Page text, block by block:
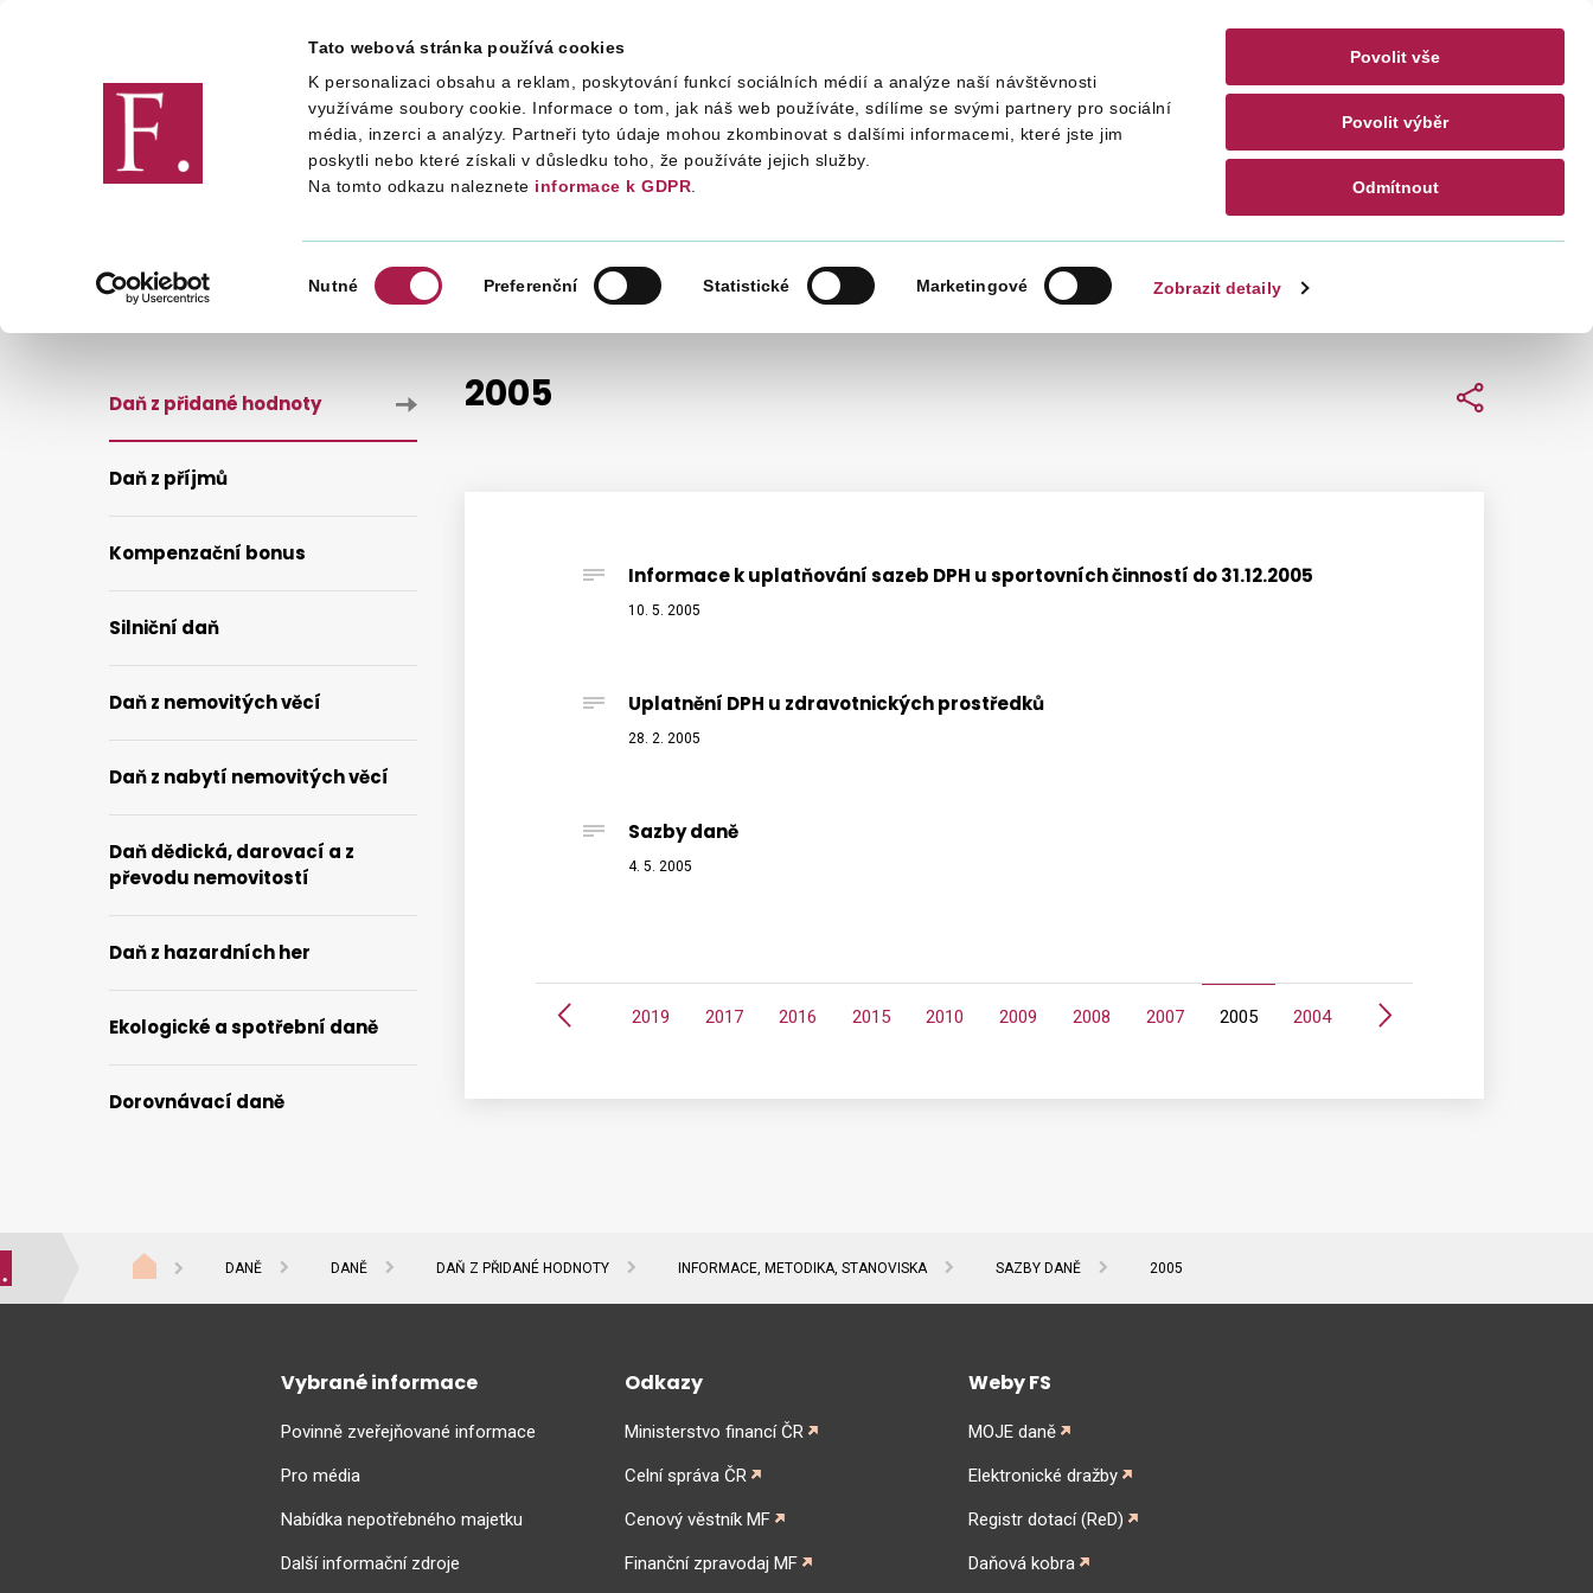
Tato webová stránka používá cookies
K personalizaci obsahu a reklam, poskytování funkcí sociálních médií a analýze naší návštěvnosti
využíváme soubory cookie. Informace o tom, jak náš web používáte, sdílíme se svými partnery pro sociální
média, inzerci a analýzy. Partneři tyto údaje mohou zkombinovat s dalšími informacemi, které jste jim
poskytli nebo které získali v důsledku toho, že používáte jejich služby.
Na tomto odkazu naleznete informace k GDPR.
souhlasu
Nutné Preferenční Statistické Marketingové Zobrazit detaily
Povolit vše
Povolit výběr
Odmítnout
Finanční správa Daně Mezinárodní spolupráce Kontakty CZ EN
2005 Sdílet
Informace k uplatňování sazeb DPH u sportovních činností do 31.12.2005
10. 5. 2005
Uplatnění DPH u zdravotnických prostředků
28. 2. 2005
Sazby daně
4. 5. 2005
Předchozí
2020 2019 2017 2016 2015 2010 2009 2008 2007 2005 2004 Další
Daň z přidané hodnoty
Daň z příjmů
Kompenzační bonus
Silniční daň
Daň z nemovitých věcí
Daň z nabytí nemovitých věcí
Daň dědická, darovací a z
převodu nemovitostí
Daň z hazardních her
Ekologické a spotřební daně
Dorovnávací daně
DANĚ DANĚ DAŇ Z PŘIDANÉ HODNOTY INFORMACE, METODIKA, STANOVISKA SAZBY DANĚ 2005
Vybrané informace
Povinně zveřejňované informace
Pro média
Nabídka nepotřebného majetku
Další informační zdroje
Odkazy
Ministerstvo financí ČR
Celní správa ČR
Cenový věstník MF
Finanční zpravodaj MF
Weby FS
MOJE daně
Elektronické dražby
Registr dotací (ReD)
Daňová kobra